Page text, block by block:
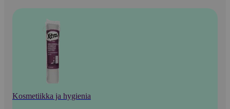
Kosmetiikka ja hygienia